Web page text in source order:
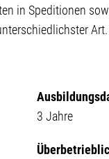
in Speditionen
3 Jahre